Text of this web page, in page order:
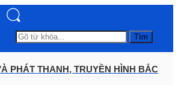
Tìm
PHÁT THANH, TRUYỀN HÌNH BẮC